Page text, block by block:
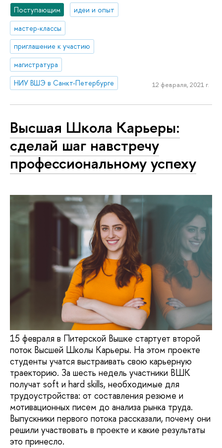
Поступающим
идеи и опыт
мастер-классы
приглашение к участию
магистратура
НИУ ВШЭ в Санкт-Петербурге
12 февраля, 2021 г.
Высшая Школа Карьеры:
сделай шаг навстречу
профессиональному успеху
15 февраля в Питерской Вышке стартует второй
поток Высшей Школы Карьеры. На этом проекте
студенты учатся выстраивать свою карьерную
траекторию. За шесть недель участники ВШК
получат soft и hard skills, необходимые для
трудоустройства: от составления резюме и
мотивационных писем до анализа рынка труда.
Выпускники первого потока рассказали, почему они
решили участвовать в проекте и какие результаты
это принесло.